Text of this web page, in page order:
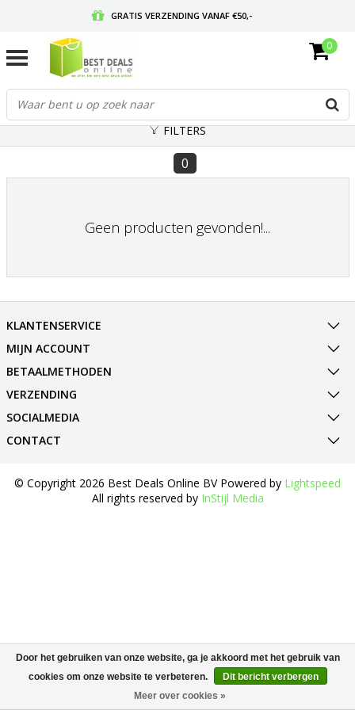
GRATIS VERZENDING VANAF €50,-
GRATIS RETOURNEREN EN 30 DAGEN BEDENKTIJD
0
FILTERS
0
Geen producten gevonden!...
KLANTENSERVICE
MIJN ACCOUNT
BETAALMETHODEN
VERZENDING
SOCIALMEDIA
CONTACT
© Copyright 2026 Best Deals Online BV Powered by Lightspeed
All rights reserved by InStijl Media
Door het gebruiken van onze website, ga je akkoord met het gebruik van
cookies om onze website te verbeteren.
Dit bericht verbergen
Meer over cookies »